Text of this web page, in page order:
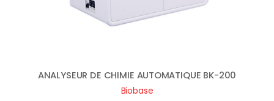
ANALYSEUR DE CHIMIE AUTOMATIQUE BK-200
Biobase